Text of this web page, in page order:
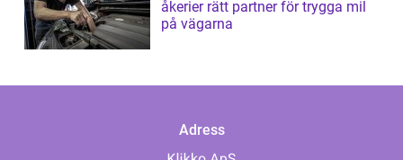
åkerier rätt partner för trygga mil
på vägarna
Adress